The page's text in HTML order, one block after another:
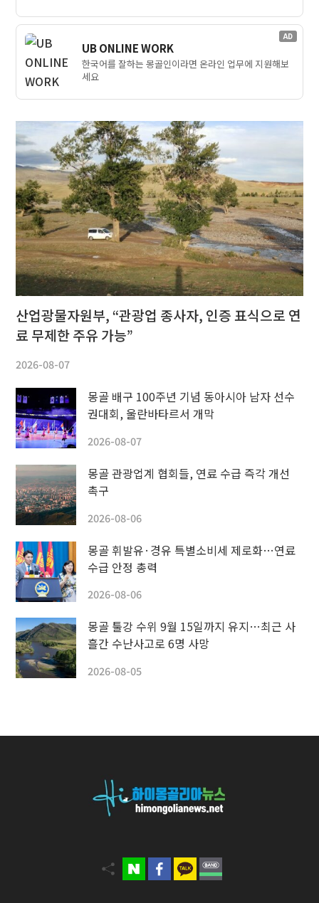
AD
UB ONLINE WORK
한국어를 잘하는 몽골인이라면 온라인 업무에 지원해보
세요
산업광물자원부, “관광업 종사자, 인증 표식으로 연
료 무제한 주유 가능”
2026-08-07
몽골 배구 100주년 기념 동아시아 남자 선수
권대회, 울란바타르서 개막
2026-08-07
몽골 관광업계 협회들, 연료 수급 즉각 개선
촉구
2026-08-06
몽골 휘발유·경유 특별소비세 제로화…연료
수급 안정 총력
2026-08-06
몽골 툴강 수위 9월 15일까지 유지…최근 사
흘간 수난사고로 6명 사망
2026-08-05